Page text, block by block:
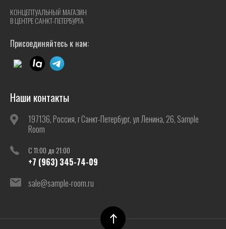
КОНЦЕПТУАЛЬНЫЙ МАГАЗИН
В ЦЕНТРЕ САНКТ-ПЕТЕРБУРГА
Присоединяйтесь к нам:
Наши контакты
197136, Россия, г Санкт-Петербург, ул Ленина, 26, Sample
Room
C 11:00 до 21:00
+7 (963) 345-74-09
sale@sample-room.ru